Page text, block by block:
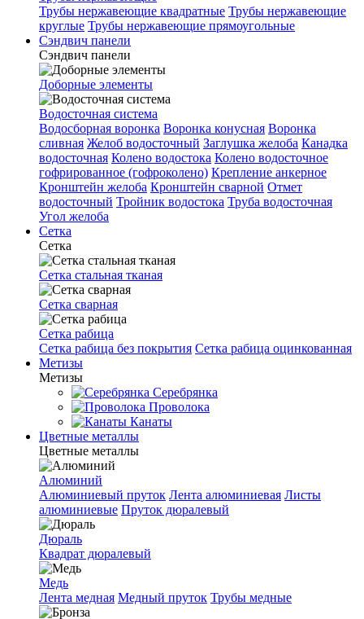
Трубы нержавеющие квадратные Трубы нержавеющие
круглые Трубы нержавеющие прямоугольные
Сэндвич панели
Сэндвич панели
Доборные элементы
Водосточная система
Водосборная воронка Воронка конусная Воронка
сливная Желоб водосточный Заглушка желоба Канадка
водосточная Колено водостока Колено водосточное
гофрированное (гофроколено) Крепление анкерное
Кронштейн желоба Кронштейн сварной Отмет
водосточный Тройник водостока Труба водосточная
Угол желоба
Сетка
Сетка
Сетка стальная тканая
Сетка сварная
Сетка рабица
Сетка рабица без покрытия Сетка рабица оцинкованная
Метизы
Метизы
Серебрянка
Проволока
Канаты
Цветные металлы
Цветные металлы
Алюминий
Алюминиевый пруток Лента алюминиевая Листы
алюминиевые Пруток дюралевый
Дюраль
Квадрат дюралевый
Медь
Лента медная Медный пруток Трубы медные